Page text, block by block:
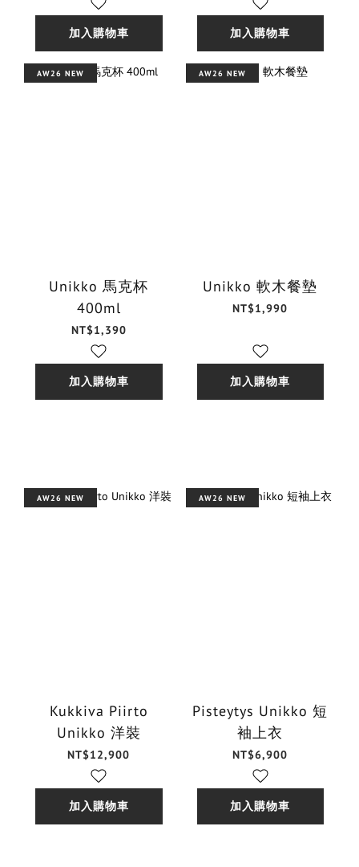
加入購物車 加入購物車
AW26 NEW
Unikko 馬克杯
400ml
NT$1,390
加入購物車
AW26 NEW
Unikko 軟木餐墊
NT$1,990
加入購物車
AW26 NEW
Kukkiva Piirto
Unikko 洋裝
NT$12,900
加入購物車
AW26 NEW
Pisteytys Unikko 短
袖上衣
NT$6,900
加入購物車